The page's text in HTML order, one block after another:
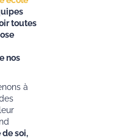
toutes
nos
à
de soi,